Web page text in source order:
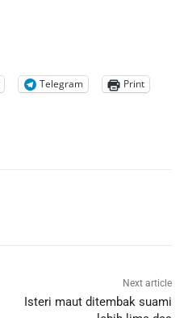
Telegram Print
Next article
Isteri maut ditembak suami